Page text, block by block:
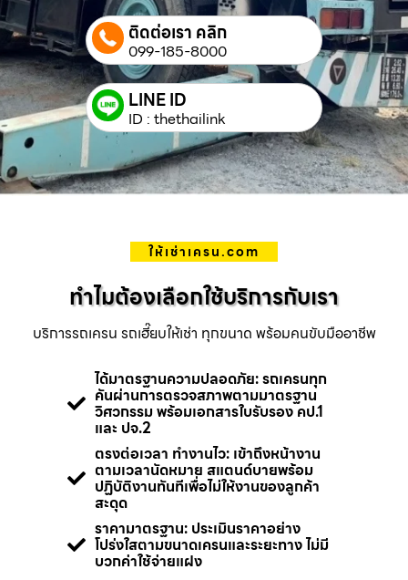
ติดต่อเรา คลิก
099-185-8000
LINE ID
ID : thethailink
ให้เช่าเครน.com
ทำไมต้องเลือกใช้บริการกับเรา
บริการรถเครน รถเฮี๊ยบให้เช่า ทุกขนาด พร้อมคนขับมืออาชีพ
ได้มาตรฐานความปลอดภัย: รถเครนทุก
คันผ่านการตรวจสภาพตามมาตรฐาน
วิศวกรรม พร้อมเอกสารใบรับรอง คป.1
และ ปจ.2
ตรงต่อเวลา ทำงานไว: เข้าถึงหน้างาน
ตามเวลานัดหมาย สแตนด์บายพร้อม
ปฏิบัติงานทันทีเพื่อไม่ให้งานของลูกค้า
สะดุด
ราคามาตรฐาน: ประเมินราคาอย่าง
โปร่งใสตามขนาดเครนและระยะทาง ไม่มี
บวกค่าใช้จ่ายแฝง